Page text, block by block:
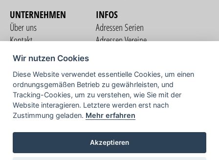
UNTERNEHMEN
Über uns
Kontakt
Nutzungsbedingungen
Datenschutzerklärung
Impressum
INFOS
Adressen Serien
Adressen Vereine
COMMUNITY
TV
Wir nutzen Cookies
Diese Website verwendet essentielle Cookies, um einen
ordnungsgemäßen Betrieb zu gewährleisten, und
Tracking-Cookies, um zu verstehen, wie Sie mit der
Website interagieren. Letztere werden erst nach
Zustimmung geladen. Mehr erfahren
Akzeptieren